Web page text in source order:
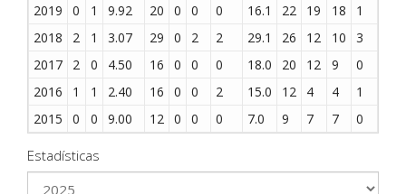
2019
0 1 9.92 20 0 0 0 16.1 22 19 18 1
2018
2 1 3.07 29 0 2 2 29.1 26 12 10 3
2017
2 0 4.50 16 0 0 0 18.0 20 12 9 0
2016
1 1 2.40 16 0 0 2 15.0 12 4 4 1
2015
0 0 9.00 12 0 0 0 7.0 9 7 7 0
Estadísticas